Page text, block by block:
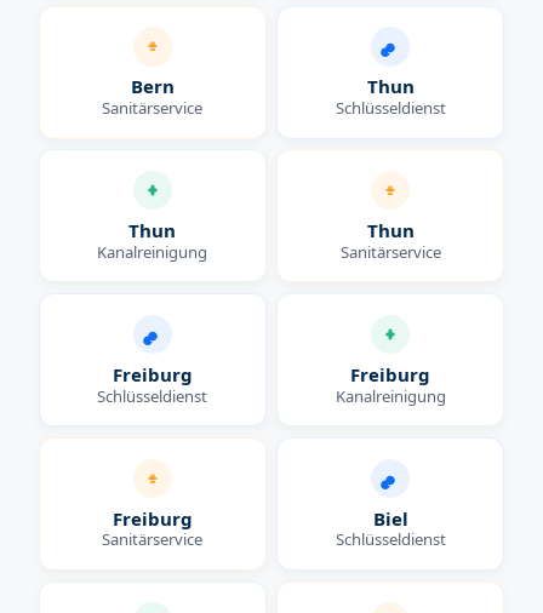
Bern
Sanitärservice
Thun
Schlüsseldienst
Thun
Kanalreinigung
Thun
Sanitärservice
Freiburg
Schlüsseldienst
Freiburg
Kanalreinigung
Freiburg
Sanitärservice
Biel
Schlüsseldienst